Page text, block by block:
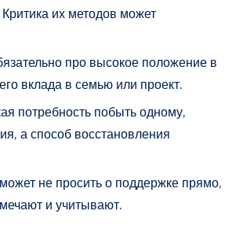
их методов может
про высокое положение в
вклада в семью или проект.
потребность побыть одному,
а способ восстановления
не просить о поддержке прямо,
и учитывают.